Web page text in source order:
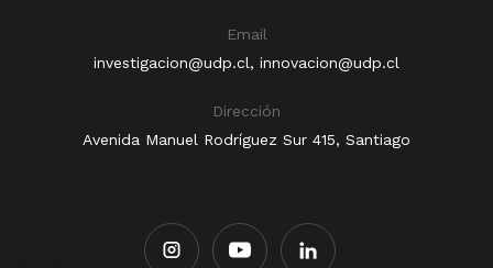
Email
investigacion@udp.cl, innovacion@udp.cl
Dirección
Avenida Manuel Rodríguez Sur 415, Santiago